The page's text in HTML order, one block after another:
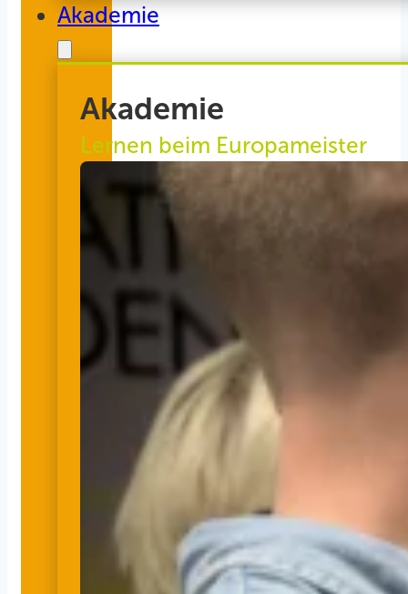
Akademie
Akademie
Lernen beim Europameister